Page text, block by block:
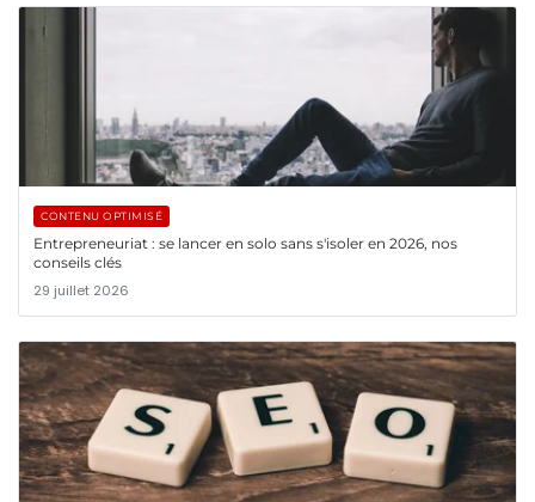
CONTENU OPTIMISÉ
Entrepreneuriat : se lancer en solo sans s'isoler en 2026, nos
conseils clés
29 juillet 2026